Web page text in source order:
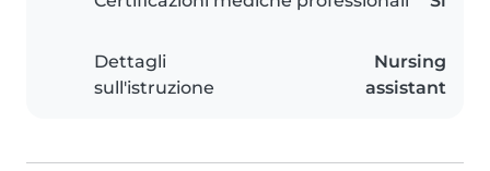
Dettagli
sull'istruzione
Nursing
assistant